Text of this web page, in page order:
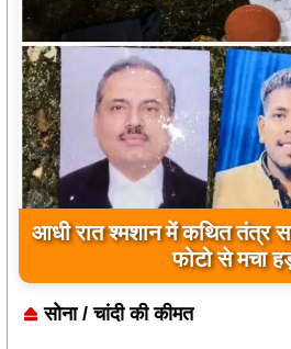
उप मुख्यमंत्री अरुण साव ने
हरियाली बढ़ेगी तो पर्यावरण
सोना / चांदी की कीमत